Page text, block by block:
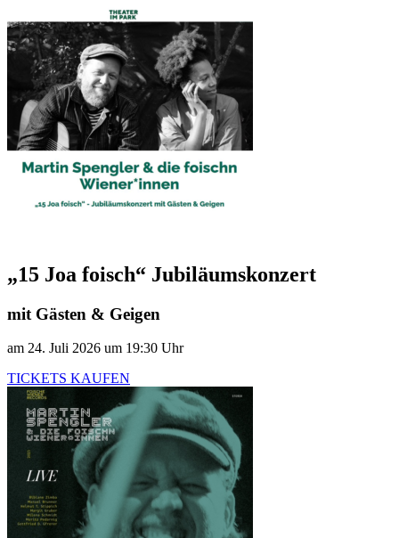
„15 Joa foisch“ Jubiläumskonzert
mit Gästen & Geigen
am 24. Juli 2026 um 19:30 Uhr
TICKETS KAUFEN